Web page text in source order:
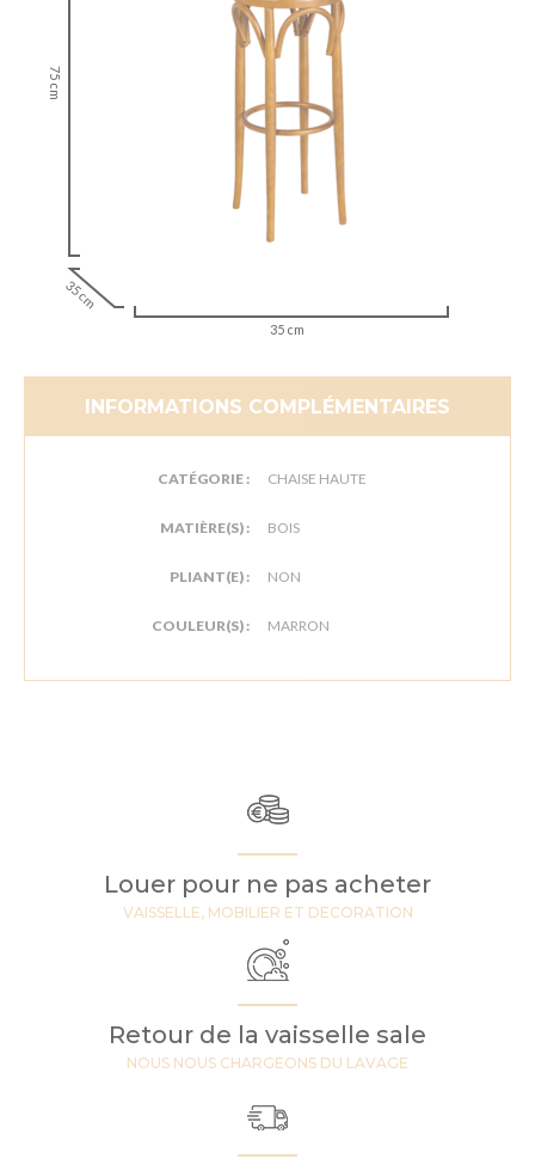
75 cm
35 cm
35 cm
INFORMATIONS COMPLÉMENTAIRES
CATÉGORIE : CHAISE HAUTE
MATIÈRE(S) : BOIS
PLIANT(E) : NON
COULEUR(S) : MARRON
Louer pour ne pas acheter
VAISSELLE, MOBILIER ET DECORATION
Retour de la vaisselle sale
NOUS NOUS CHARGEONS DU LAVAGE